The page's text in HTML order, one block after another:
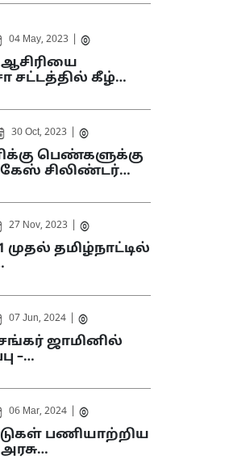
04 May, 2023
ஆசிரியை
சட்டத்தில் கீழ்…
30 Oct, 2023
பெண்களுக்கு
சிலிண்டர்…
27 Nov, 2023
முதல் தமிழ்நாட்டில்
07 Jun, 2024
சங்கர் ஜாமினில்
–…
06 Mar, 2024
பணியாற்றிய
அரசு…